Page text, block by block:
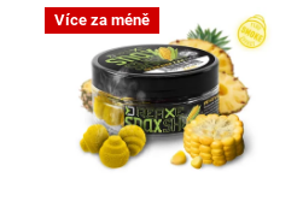
Více za méně